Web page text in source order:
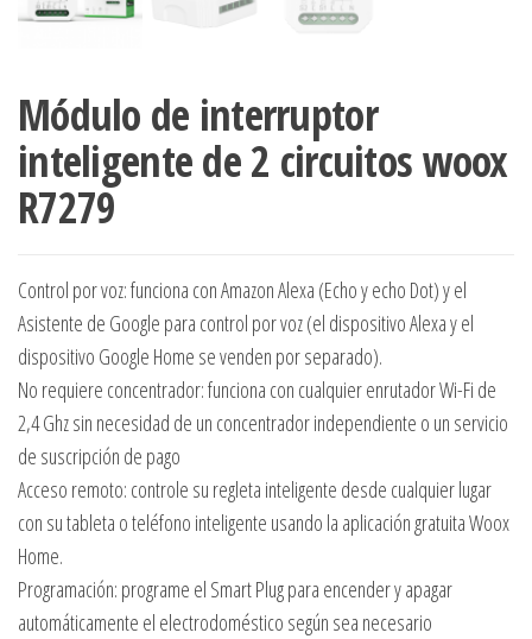
Módulo de interruptor
inteligente de 2 circuitos woox
R7279
Control por voz: funciona con Amazon Alexa (Echo y echo Dot) y el
Asistente de Google para control por voz (el dispositivo Alexa y el
dispositivo Google Home se venden por separado).
No requiere concentrador: funciona con cualquier enrutador Wi-Fi de
2,4 Ghz sin necesidad de un concentrador independiente o un servicio
de suscripción de pago
Acceso remoto: controle su regleta inteligente desde cualquier lugar
con su tableta o teléfono inteligente usando la aplicación gratuita Woox
Home.
Programación: programe el Smart Plug para encender y apagar
automáticamente el electrodoméstico según sea necesario